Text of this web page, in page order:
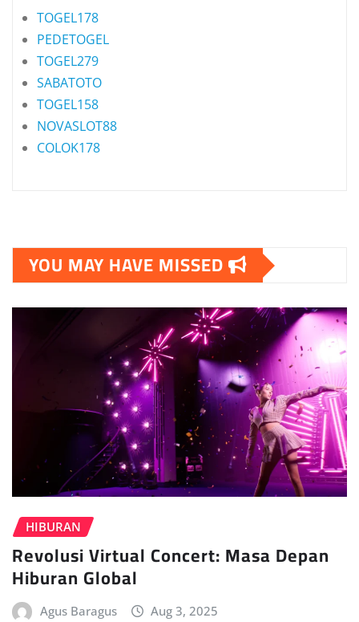
TOGEL178
PEDETOGEL
TOGEL279
SABATOTO
TOGEL158
NOVASLOT88
COLOK178
YOU MAY HAVE MISSED
HIBURAN
Revolusi Virtual Concert: Masa Depan
Hiburan Global
Agus Baragus Aug 3, 2025